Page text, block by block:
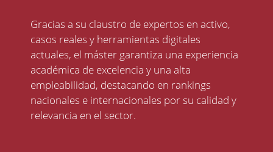
Gracias a su claustro de expertos en activo,
casos reales y herramientas digitales
actuales, el máster garantiza una experiencia
académica de excelencia y una alta
empleabilidad, destacando en rankings
nacionales e internacionales por su calidad y
relevancia en el sector.